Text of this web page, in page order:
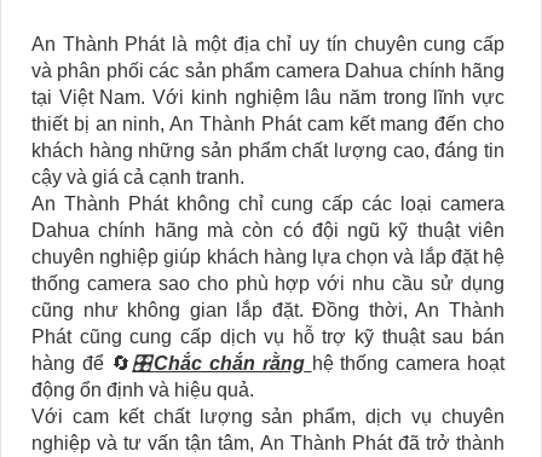
An Thành Phát là một địa chỉ uy tín chuyên cung cấp
và phân phối các sản phẩm camera Dahua chính hãng
tại Việt Nam. Với kinh nghiệm lâu năm trong lĩnh vực
thiết bị an ninh, An Thành Phát cam kết mang đến cho
khách hàng những sản phẩm chất lượng cao, đáng tin
cậy và giá cả cạnh tranh.
An Thành Phát không chỉ cung cấp các loại camera
Dahua chính hãng mà còn có đội ngũ kỹ thuật viên
chuyên nghiệp giúp khách hàng lựa chọn và lắp đặt hệ
thống camera sao cho phù hợp với nhu cầu sử dụng
cũng như không gian lắp đặt. Đồng thời, An Thành
Phát cũng cung cấp dịch vụ hỗ trợ kỹ thuật sau bán
hàng để 🔄 🎛Chắc chắn rằng hệ thống camera hoạt
động ổn định và hiệu quả.
Với cam kết chất lượng sản phẩm, dịch vụ chuyên
nghiệp và tư vấn tận tâm, An Thành Phát đã trở thành